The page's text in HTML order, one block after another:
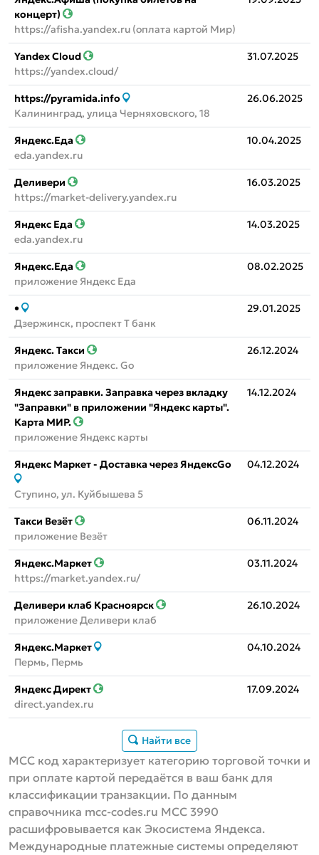
концерт)
https://afisha.yandex.ru (оплата картой Мир)
Yandex Cloud
https://yandex.cloud/
31.07.2025
https://pyramida.info
Калининград, улица Черняховского, 18
26.06.2025
Яндекс.Еда
eda.yandex.ru
10.04.2025
Деливери
https://market-delivery.yandex.ru
16.03.2025
Яндекс Еда
eda.yandex.ru
14.03.2025
Яндекс.Еда
приложение Яндекс Еда
08.02.2025
•
Дзержинск, проспект Т банк
29.01.2025
Яндекс. Такси
приложение Яндекс. Go
26.12.2024
Яндекс заправки. Заправка через вкладку
"Заправки" в приложении "Яндекс карты".
Карта МИР.
приложение Яндекс карты
14.12.2024
Яндекс Маркет - Доставка через ЯндексGo
Ступино, ул. Куйбышева 5
04.12.2024
Такси Везёт
приложение Везёт
06.11.2024
Яндекс.Маркет
https://market.yandex.ru/
03.11.2024
Деливери клаб Красноярск
приложение Деливери клаб
26.10.2024
Яндекс.Маркет
Пермь, Пермь
04.10.2024
Яндекс Директ
direct.yandex.ru
17.09.2024
Найти все
MCC код характеризует категорию торговой точки и
при оплате картой передаётся в ваш банк для
классификации транзакции. По данным
справочника mcc-codes.ru MCC 3990
расшифровывается как Экосистема Яндекса.
Международные платежные системы определяют